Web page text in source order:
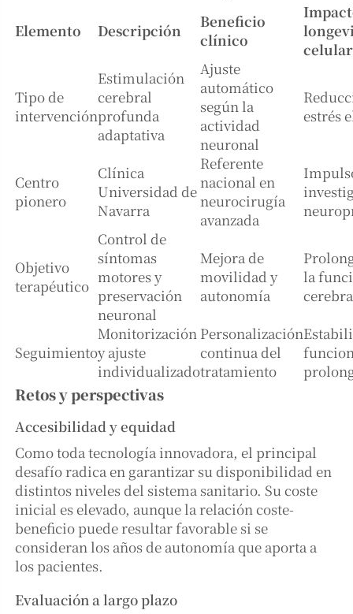
Elemento Descripción
Beneficio
clínico
celular
Tipo de
intervención
Estimulación
cerebral
profunda
adaptativa
Ajuste
automático
según la
actividad
neuronal
estrés
Centro
pionero
Clínica
Universidad de
Navarra
Referente
nacional en
neurocirugía
avanzada
Objetivo
terapéutico
Control de
síntomas
motores y
preservación
neuronal
Mejora de
movilidad y
autonomía
la
Seguimiento
Monitorización
y ajuste
individualizado
Personalización
continua del
tratamiento
Retos y perspectivas
Accesibilidad y equidad
Como toda tecnología innovadora, el principal
desafío radica en garantizar su disponibilidad en
distintos niveles del sistema sanitario. Su coste
inicial es elevado, aunque la relación coste-
beneficio puede resultar favorable si se
consideran los años de autonomía que aporta a
los pacientes.
Evaluación a largo plazo